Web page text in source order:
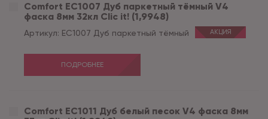
Comfort EC1007 Дуб паркетный тёмный V4
фаска 8мм 32кл Clic it! (1,9948)
Артикул: EC1007 Дуб паркетный тёмный АКЦИЯ
ПОДРОБНЕЕ
Comfort EC1011 Дуб белый песок V4 фаска 8мм